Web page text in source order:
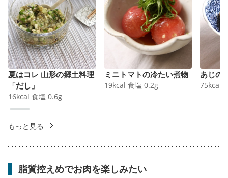
夏はコレ 山形の郷土料理
「だし」
16kcal 食塩 0.6g
ミニトマトの冷たい煮物
19kcal 食塩 0.2g
あじの
75kcal
もっと見る
脂質控えめでお肉を楽しみたい